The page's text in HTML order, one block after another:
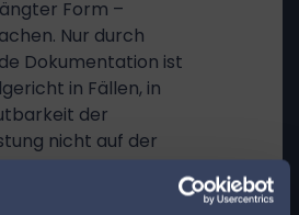
Form –
Nur durch
Dokumentation ist
in Fällen, in
der
nicht auf der
der
am Maßstab